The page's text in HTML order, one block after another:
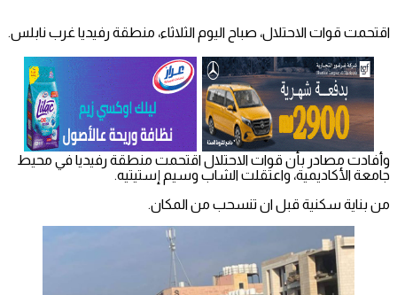
اقتحمت قوات الاحتلال، صباح اليوم الثلاثاء، منطقة رفيديا غرب نابلس.
وأفادت مصادر بأن قوات الاحتلال اقتحمت منطقة رفيديا في محيط
جامعة الأكاديمية، واعتقلت الشاب وسيم إستيتيه.
من بناية سكنية قبل ان تنسحب من المكان.